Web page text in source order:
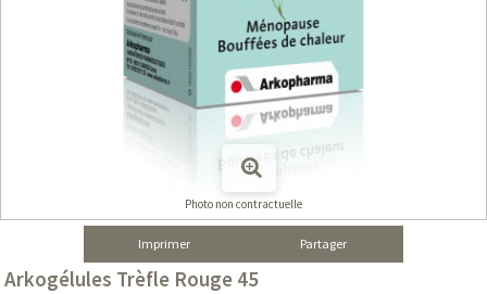
Photo non contractuelle
Imprimer Partager
Arkogélules Trèfle Rouge 45